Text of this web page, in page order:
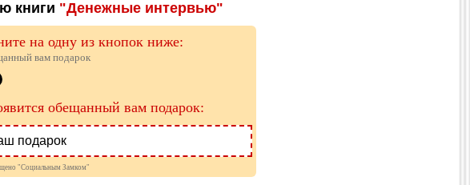
книги "Денежные интервью"
на одну из кнопок ниже:
вам подарок
обещанный вам подарок:
подарок
"Социальным Замком"